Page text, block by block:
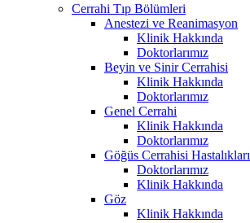
Cerrahi Tıp Bölümleri
Anestezi ve Reanimasyon
Klinik Hakkında
Doktorlarımız
Beyin ve Sinir Cerrahisi
Klinik Hakkında
Doktorlarımız
Genel Cerrahi
Klinik Hakkında
Doktorlarımız
Göğüs Cerrahisi Hastalıkları
Doktorlarımız
Klinik Hakkında
Göz
Klinik Hakkında